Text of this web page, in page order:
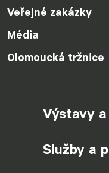
Veřejné zakázky
Média
Olomoucká tržnice
Výstavy a
Služby a